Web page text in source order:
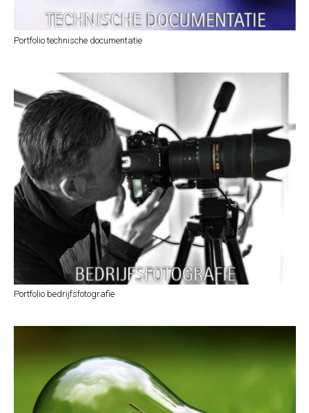
Portfolio technische documentatie
Portfolio bedrijfsfotografie